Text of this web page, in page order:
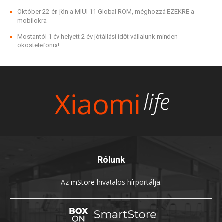
Október 22-én jön a MIUI 11 Global ROM, méghozzá EZEKRE a
mobilokra
Mostantól 1 év helyett 2 év jótállási időt vállalunk minden
okostelefonra!
Rólunk
Az mStore hivatalos hírportálja.